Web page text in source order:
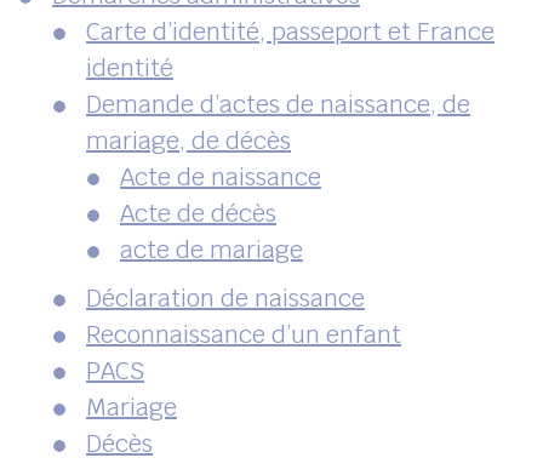
Carte d’identité, passeport et France
identité
Demande d’actes de naissance, de
mariage, de décès
Acte de naissance
Acte de décès
acte de mariage
Déclaration de naissance
Reconnaissance d’un enfant
PACS
Mariage
Décès